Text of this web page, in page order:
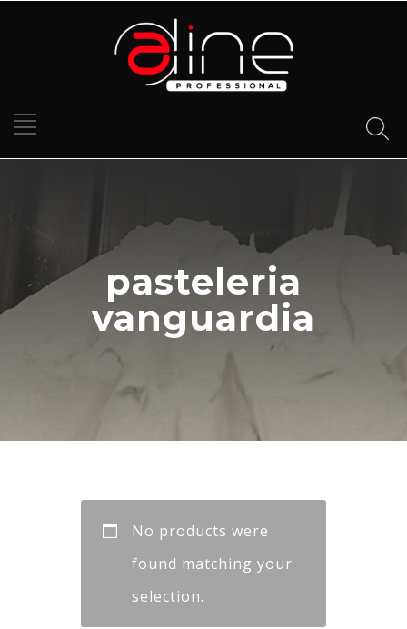
pasteleria
vanguardia
No products were
found matching your
selection.